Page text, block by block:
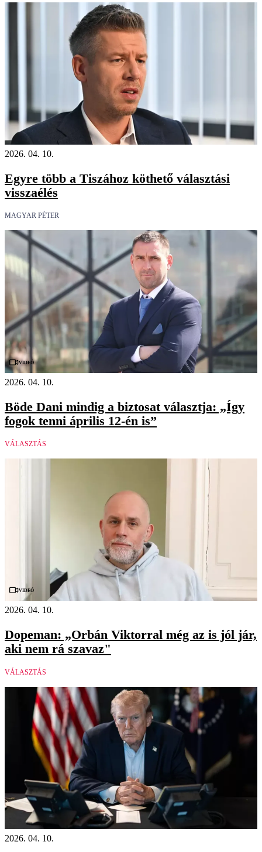
2026. 04. 10.
Egyre több a Tiszához köthető választási
visszaélés
MAGYAR PÉTER
Videó
2026. 04. 10.
Böde Dani mindig a biztosat választja: „Így
fogok tenni április 12-én is”
VÁLASZTÁS
Videó
2026. 04. 10.
Dopeman: „Orbán Viktorral még az is jól jár,
aki nem rá szavaz"
VÁLASZTÁS
2026. 04. 10.